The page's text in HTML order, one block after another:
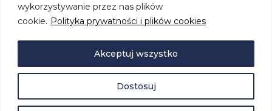
wykorzystywanie przez nas plików
cookie. Polityka prywatności i plików cookies
Dostosuj
Akceptuj wszystko